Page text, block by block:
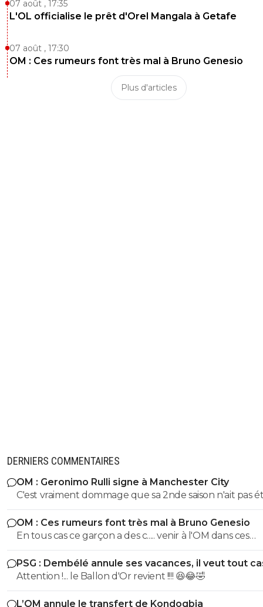
07 août , 17:35
L'OL officialise le prêt d'Orel Mangala à Getafe
07 août , 17:30
OM : Ces rumeurs font très mal à Bruno Genesio
Plus d'articles
DERNIERS COMMENTAIRES
OM : Geronimo Rulli signe à Manchester City
C'est vraiment dommage que sa 2nde saison n'ait pas
même niveau que la 1ere. On s'est pris des buts gag,
notamment lors de notre dernier match de LDC en
Belgique, sur le 1er ou 2eme je ne me souviens plus.
L1 il n'a pas fait une 2e saison du niveau de la 1ere.
OM : Ces rumeurs font très mal à Bruno Genesio
En tous cas ce garçon a des c..... venir à l'OM dans ces
conditions, bravo, respect
PSG : Dembélé annule ses vacances, il veut tout
Attention !... le Ballon d'Or revient !!!! 😆😂🤣
L’OM annule le transfert de Kondogbia